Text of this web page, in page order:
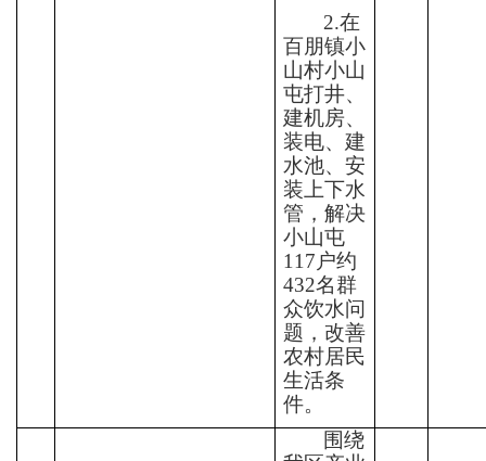
2.在
百朋镇小
山村小山
屯打井、
建机房、
装电、建
水池、安
装上下水
管，解决
小山屯
117 户约
432名群
众饮水问
题 ， 改善
农村居民
生活条
件。
围绕